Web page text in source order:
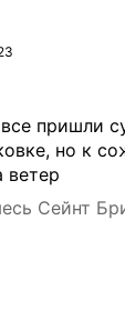
пришли
но к
ветер
Сейнт